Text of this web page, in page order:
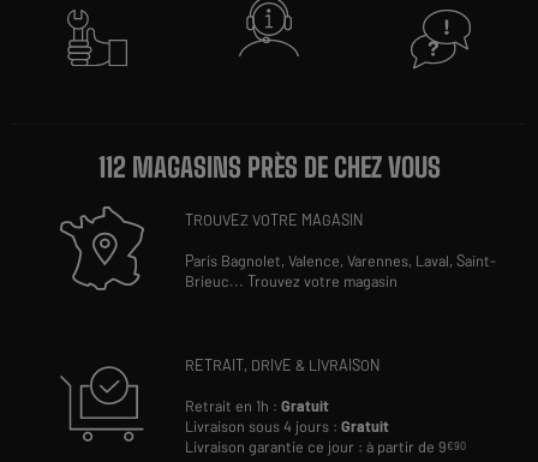
112 MAGASINS PRÈS DE CHEZ VOUS
TROUVEZ VOTRE MAGASIN
Paris Bagnolet,Valence,Varennes, Laval,Saint-
Brieuc...Trouvez votre magasin
RETRAIT, DRIVE & LIVRAISON
Retrait en 1h :Gratuit
Livraison sous 4 jours :Gratuit
Livraison garantie ce jour : à partir de 9€90